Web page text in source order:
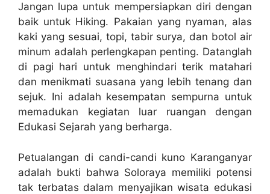
Jangan lupa untuk mempersiapkan diri dengan
baik untuk Hiking. Pakaian yang nyaman, alas
kaki yang sesuai, topi, tabir surya, dan botol air
minum adalah perlengkapan penting. Datanglah
di pagi hari untuk menghindari terik matahari
dan menikmati suasana yang lebih tenang dan
sejuk. Ini adalah kesempatan sempurna untuk
memadukan kegiatan luar ruangan dengan
Edukasi Sejarah yang berharga.
Petualangan di candi-candi kuno Karanganyar
adalah bukti bahwa Soloraya memiliki potensi
tak terbatas dalam menyajikan wisata edukasi